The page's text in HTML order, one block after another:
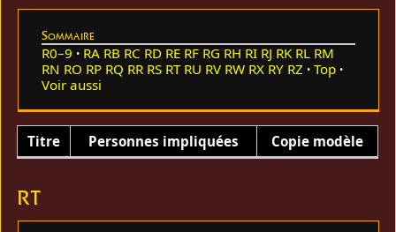
Sommaire
R0–9 RA RB RC RD RE RF RG RH RI RJ RK RL RM
RN RO RP RQ RR RS RT RU RV RW RX RY RZ
Top
Voir aussi
Titre Personnes impliquées Copie modèle
RT